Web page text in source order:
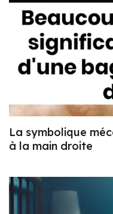
La symbolique
à la main droite